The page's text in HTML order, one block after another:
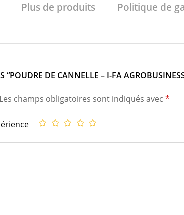
Plus de produits
Politique de
“POUDRE DE CANNELLE – I-FA
Les champs obligatoires sont indiqués avec *